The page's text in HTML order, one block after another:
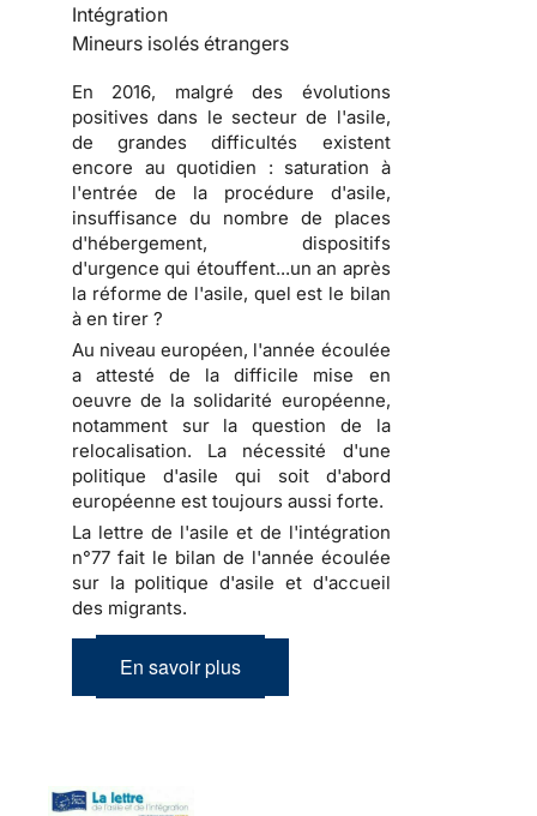
Intégration
Mineurs isolés étrangers
En 2016, malgré des évolutions
positives dans le secteur de l'asile,
de grandes difficultés existent
encore au quotidien : saturation à
l'entrée de la procédure d'asile,
insuffisance du nombre de places
d'hébergement, dispositifs
d'urgence qui étouffent...un an après
la réforme de l'asile, quel est le bilan
à en tirer ?
Au niveau européen, l'année écoulée
a attesté de la difficile mise en
oeuvre de la solidarité européenne,
notamment sur la question de la
relocalisation. La nécessité d'une
politique d'asile qui soit d'abord
européenne est toujours aussi forte.
La lettre de l'asile et de l'intégration
n°77 fait le bilan de l'année écoulée
sur la politique d'asile et d'accueil
des migrants.
En savoir plus